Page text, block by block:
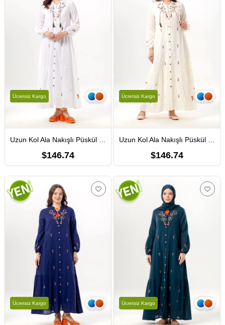
Uzun Kol Ala Nakışlı Püskül Bağcıklı Hakim Yaka Yazlık Şile Bezi Uzun Elbise Beyaz Byz
$146.74
Ücretsiz Kargo
Uzun Kol Ala Nakışlı Püskül Bağcıklı Hakim Yaka Yazlık Şile Bezi Uzun Elbise Krem Krm
$146.74
Ücretsiz Kargo
Ücretsiz Kargo Ücretsiz Kargo